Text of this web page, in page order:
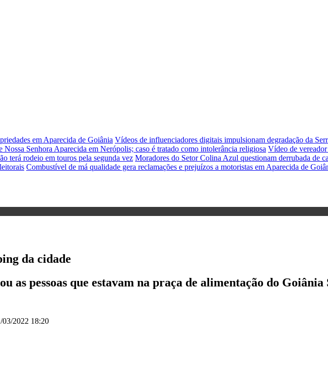
em Aparecida de Goiânia Vídeos de influenciadores digitais impulsionam degradação da
Senhora Aparecida em Nerópolis; caso é tratado como intolerância religiosa Vídeo de
terá rodeio em touros pela segunda vez Moradores do Setor Colina Azul questionam derrubada de
Combustível de má qualidade gera reclamações e prejuízos a motoristas em Aparecida de
da cidade
as pessoas que estavam na praça de alimentação do Goiânia
03/2022 18:20